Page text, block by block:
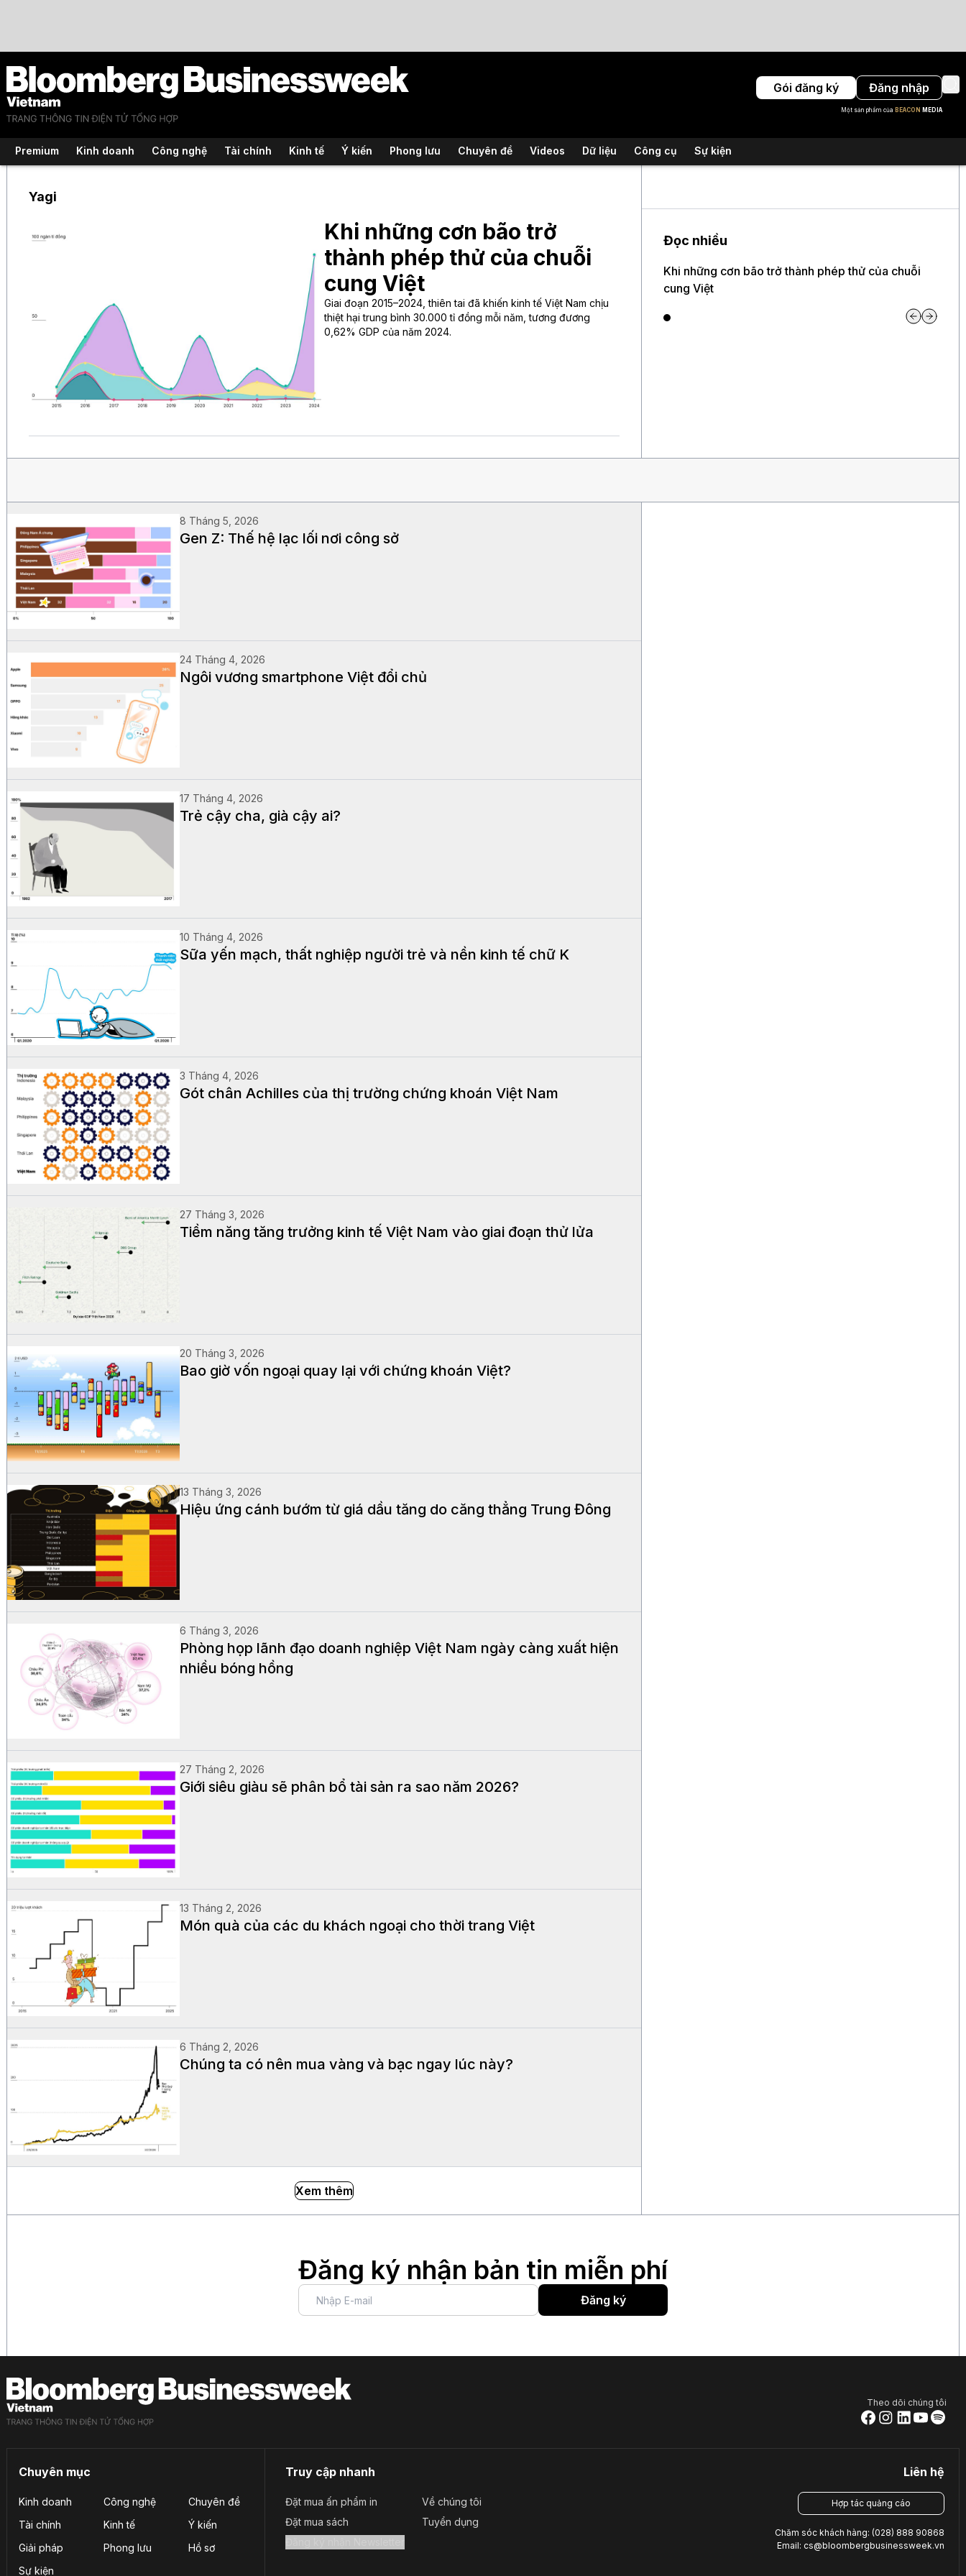
Gói đăng ký Đăng nhập
Một sản phẩm của BEACON MEDIA
Premium Kinh doanh Công nghệ Tài chính Kinh tế Ý kiến Phong lưu Chuyên đề Videos Dữ liệu Công cụ Sự kiện
Yagi
Khi những cơn bão trở
thành phép thử của chuỗi
cung Việt
Giai đoạn 2015–2024, thiên tai đã khiến kinh tế Việt Nam chịu
thiệt hại trung bình 30.000 tỉ đồng mỗi năm, tương đương
0,62% GDP của năm 2024.
Đọc nhiều
Khi những cơn bão trở thành phép thử của chuỗi
cung Việt
8 Tháng 5, 2026
Gen Z: Thế hệ lạc lối nơi công sở
24 Tháng 4, 2026
Ngôi vương smartphone Việt đổi chủ
17 Tháng 4, 2026
Trẻ cậy cha, già cậy ai?
10 Tháng 4, 2026
Sữa yến mạch, thất nghiệp người trẻ và nền kinh tế chữ K
3 Tháng 4, 2026
Gót chân Achilles của thị trường chứng khoán Việt Nam
27 Tháng 3, 2026
Tiềm năng tăng trưởng kinh tế Việt Nam vào giai đoạn thử lửa
20 Tháng 3, 2026
Bao giờ vốn ngoại quay lại với chứng khoán Việt?
13 Tháng 3, 2026
Hiệu ứng cánh bướm từ giá dầu tăng do căng thẳng Trung Đông
6 Tháng 3, 2026
Phòng họp lãnh đạo doanh nghiệp Việt Nam ngày càng xuất hiện
nhiều bóng hồng
27 Tháng 2, 2026
Giới siêu giàu sẽ phân bổ tài sản ra sao năm 2026?
13 Tháng 2, 2026
Món quà của các du khách ngoại cho thời trang Việt
6 Tháng 2, 2026
Chúng ta có nên mua vàng và bạc ngay lúc này?
Xem thêm
Đăng ký nhận bản tin miễn phí
Đăng ký
Theo dõi chúng tôi
Chuyên mục
Kinh doanh Công nghệ
Chuyên đề
Tài chính
Kinh tế
Ý kiến
Giải pháp
Phong lưu
Hồ sơ
Sự kiện
Truy cập nhanh
Đặt mua ấn phẩm in
Đặt mua sách
Về chúng tôi
Tuyển dụng
Liên hệ
Hợp tác quảng cáo
Chăm sóc khách hàng: (028) 888 90868
Email: cs@bloombergbusinessweek.vn